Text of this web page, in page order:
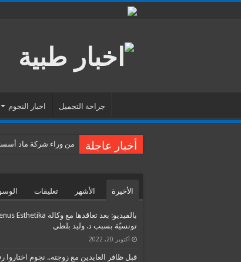
جراحة التجميل اخبار النجوم
أخبار عاجلة من وراء شركة ماد
الأخيرة الأشهر تعليقات
تونسيّة بسبب د. وليد بلطي
أكتوبر 20, 2022
قبل ظافر العابدين مع زوجته.. نجوم اختاروا